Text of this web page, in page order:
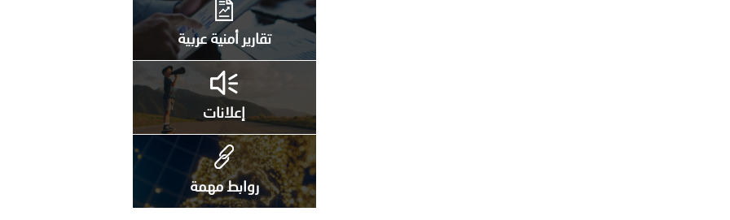
تقارير أمنية عربية
إعلانات
روابط مهمة